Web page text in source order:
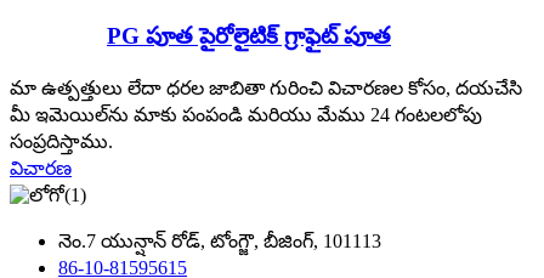
PG పూత పైరోలైటిక్ గ్రాఫైట్ పూత
మా ఉత్పత్తులు లేదా ధరల జాబితా గురించి విచారణల కోసం, దయచేసి
మీ ఇమెయిల్‌ను మాకు పంపండి మరియు మేము 24 గంటలలోపు
సంప్రదిస్తాము.
విచారణ
నెం.7 యున్షాన్ రోడ్, టోంగ్జౌ, బీజింగ్, 101113
86-10-81595615